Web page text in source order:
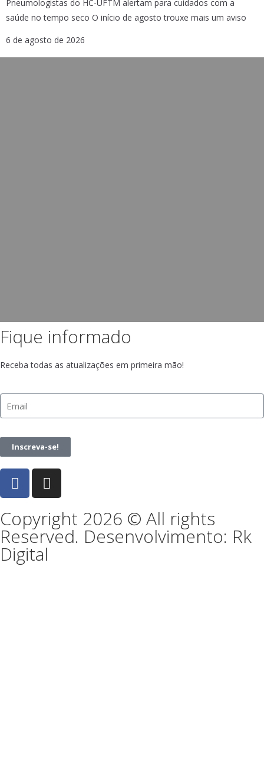
Pneumologistas do HC-UFTM alertam para cuidados com a
saúde no tempo seco O início de agosto trouxe mais um aviso
6 de agosto de 2026
Fique informado
Receba todas as atualizações em primeira mão!
Inscreva-se!
Copyright 2026 © All rights
Reserved. Desenvolvimento: Rk
Digital